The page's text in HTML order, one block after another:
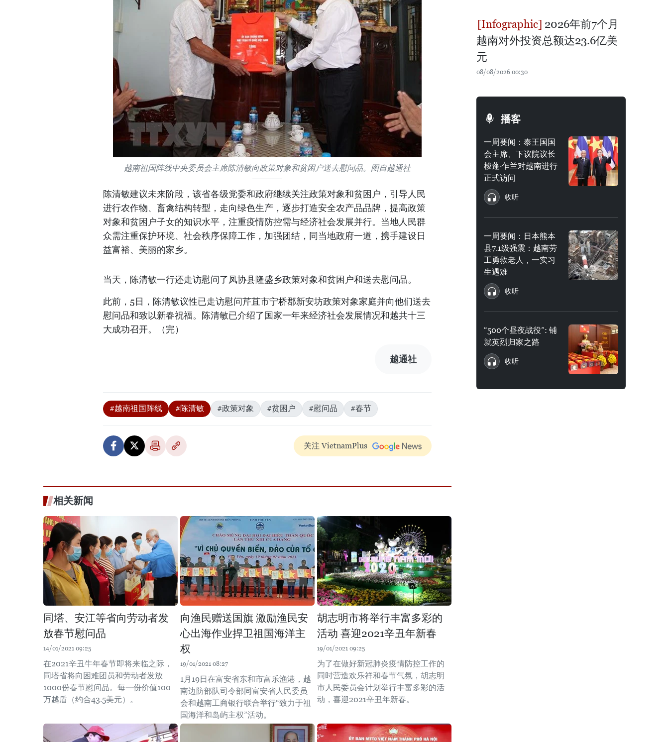
越南祖国阵线中央委员会主席陈清敏向政策对象和贫困户送去慰问品。图自越通社
陈清敏建议未来阶段，该省各级党委和政府继续关注政策对象和贫困户，引导人民
进行农作物、畜禽结构转型，走向绿色生产，逐步打造安全农产品品牌，提高政策
对象和贫困户子女的知识水平，注重疫情防控需与经济社会发展并行。当地人民群
众需注重保护环境、社会秩序保障工作，加强团结，同当地政府一道，携手建设日
益富裕、美丽的家乡。
当天，陈清敏一行还走访慰问了凤协县隆盛乡政策对象和贫困户和送去慰问品。
此前，5日，陈清敏议性已走访慰问芹苴市宁桥郡新安坊政策对象家庭并向他们送去
慰问品和致以新春祝福。陈清敏已介绍了国家一年来经济社会发展情况和越共十三
大成功召开。（完）
越通社
#越南祖国阵线 #陈清敏 #政策对象 #贫困户 #慰问品 #春节
关注 VietnamPlus
相关新闻
同塔、安江等省向劳动者发
放春节慰问品
14/01/2021 09:25
在2021辛丑牛年春节即将来临之际，
同塔省将向困难团员和劳动者发放
1000份春节慰问品。每一份价值100
万越盾（约合43.5美元）。
向渔民赠送国旗 激励渔民安
心出海作业捍卫祖国海洋主
权
19/01/2021 08:27
1月19日在富安省东和市富乐渔港，越
南边防部队司令部同富安省人民委员
会和越南工商银行联合举行“致力于祖
国海洋和岛屿主权”活动。
胡志明市将举行丰富多彩的
活动 喜迎2021辛丑年新春
19/01/2021 09:25
为了在做好新冠肺炎疫情防控工作的
同时营造欢乐祥和春节气氛，胡志明
市人民委员会计划举行丰富多彩的活
动，喜迎2021辛丑年新春。
2026年前7个月
越南对外投资总额达23.6亿美
元
08/08/2026 00:30
播客
一周要闻：泰王国国
会主席、下议院议长
梭蓬·乍兰对越南进行
正式访问
收听
一周要闻：日本熊本
县7.1级强震：越南劳
工勇救老人，一实习
生遇难
收听
“500个昼夜战役”: 铺
就英烈归家之路
收听